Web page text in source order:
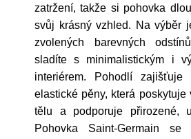
zatržení, takže si pohovka
svůj krásný vzhled. Na výběr
zvolených barevných
sladíte s minimalistickým i
interiérem. Pohodlí
elastické pěny, která poskytuje
tělu a podporuje přirozené,
Pohovka Saint-Germain se